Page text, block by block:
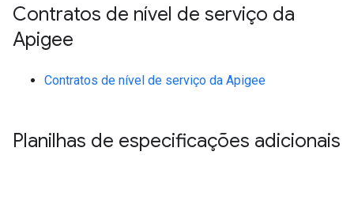
Contratos de nível de serviço da
Apigee
Contratos de nível de serviço da Apigee
Planilhas de especificações adicionais